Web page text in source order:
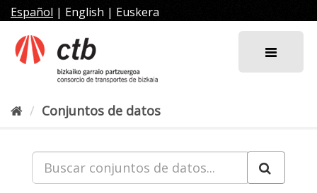
al
contenido
Español | English | Euskera
Conjuntos de datos